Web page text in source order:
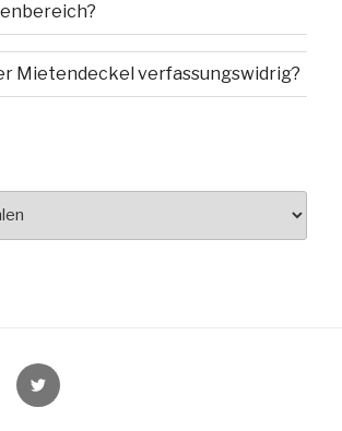
Mietendeckel verfassungswidrig?
Twitter